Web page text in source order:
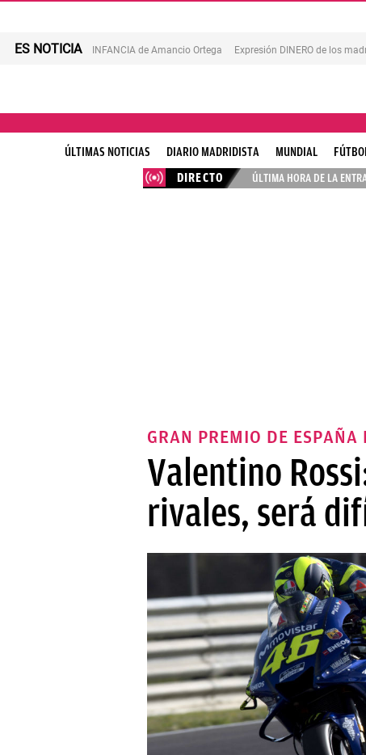
ES NOTICIA INFANCIA de Amancio Ortega Expresión DINERO de los
ÚLTIMAS NOTICIAS DIARIO MADRIDISTA MUNDIAL
DIRECTO
ÚLTIMA HORA DE LA
GRAN PREMIO DE ESPAÑA
Valentino
rivales, será